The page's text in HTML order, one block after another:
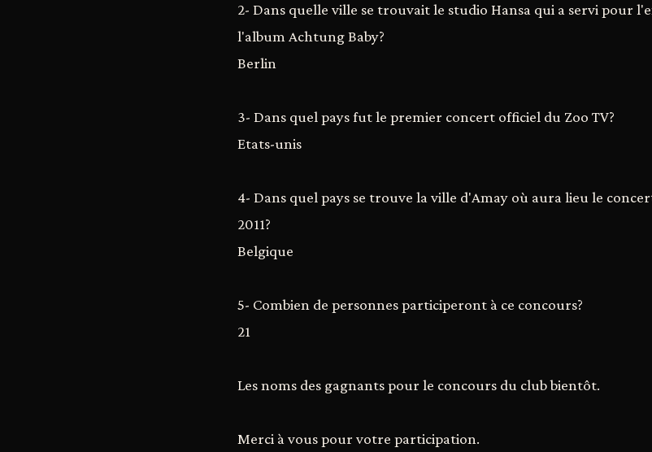
2- Dans quelle ville se trouvait le studio Hansa qui a servi pour
l'album Achtung Baby?
Berlin
3- Dans quel pays fut le premier concert officiel du Zoo TV?
Etats-unis
4- Dans quel pays se trouve la ville d'Amay où aura lieu le
2011?
Belgique
5- Combien de personnes participeront à ce concours?
21
Les noms des gagnants pour le concours du club bientôt.
Merci à vous pour votre participation.